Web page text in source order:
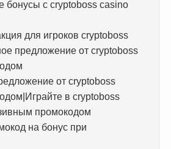
бонусы с cryptoboss casino
для игроков cryptoboss
предложение от cryptoboss
от cryptoboss
в cryptoboss
промокодом
на бонус при